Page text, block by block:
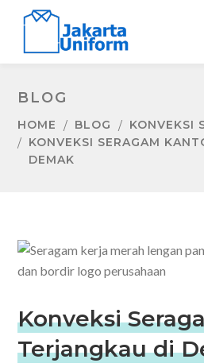
BLOG
HOME BLOG
KONVEKSI
KONVEKSI SERAGAM
DEMAK
Konveksi
Terjangkau di